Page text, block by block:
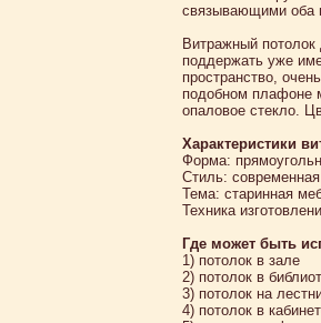
связывающими оба
Витражный потолок
поддержать уже
пространство,
подобном плафоне
опаловое стекло.
Характеристики
Форма:
Стиль:
Тема: старинная
Техника
Где может быть
1) потолок в зале
2) потолок в
3) потолок на
4) потолок в